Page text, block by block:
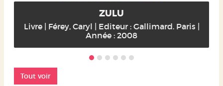
ZULU
Livre | Férey, Caryl | Editeur : Gallimard. Paris |
Année : 2008
Tout voir